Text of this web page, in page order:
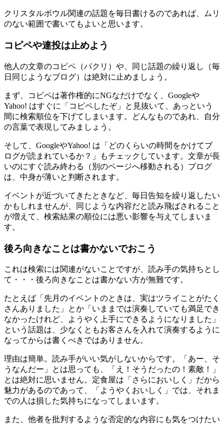
クリスタルボウル関連の話題を毎日書けるのであれば、ムリ
のない範囲で書いてもよいと思います。
コピペや連投は止めよう
他人の文章のコピペ（パクリ）や、同じ話題の繰り返し（毎
日同じようなブログ）は絶対に止めましょう。
まず、コピペは著作権的にNGなだけでなく、Googleや
Yahoo! はすぐに「コピペしたぞ」と見抜いて、あっという
間に検索順位を下げてしまいます。どんなものであれ、自分
の言葉で表現してみましょう。
そして、GoogleやYahoo! は「どのくらいの時間をかけてブ
ログが読まれているか？」もチェックしています。文章が長
いのにすぐ読み終わる（別のページへ移動される）ブログ
は、中身が薄いと判断されます。
イベントが近づいてきたときなど、毎日告知を繰り返したい
かもしれませんが、同じような内容だと読み飛ばされること
が増えて、検索結果の順位には悪い影響を与えてしまいま
す。
後ろ向きなことは書かないでおこう
これは検索には関連がないことですが、読み手の気持ちとし
て・・・後ろ向きなことは書かない方が無難です。
たとえば「先月のイベントのときは、実はツライことがたく
さんありました」とか「いままでは演奏していても満足でき
なかったけれど、ようやく上手にできるようになりました」
という話題は、少なくともお客さんを入れて演奏するように
なってからは書くべきではありません。
理由は簡単。読み手がいい気がしないからです。「あー、そ
うなんだー」とは思っても、「え！そうだったの！素敵！」
とは絶対に思いません。定食屋は「さらにおいしく」だから
魅力があるのであって、「ようやくおいしく」では、それま
での人は損した気持ちになってしまいます。
また、他者を批判するような否定的な内容にも気をつけたい